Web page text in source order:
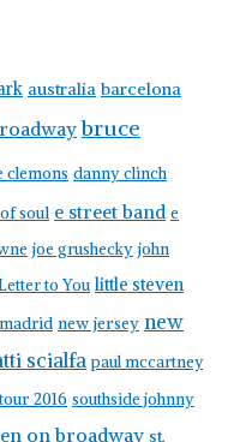
australia barcelona
bruce
clemons danny clinch
soul e street band e
joe grushecky john
to You little steven
madrid new jersey new
scialfa paul mccartney
2016 southside johnny
on broadway st.